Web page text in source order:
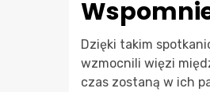
Dzięki takim
wzmocnili więzi
czas zostaną w ich